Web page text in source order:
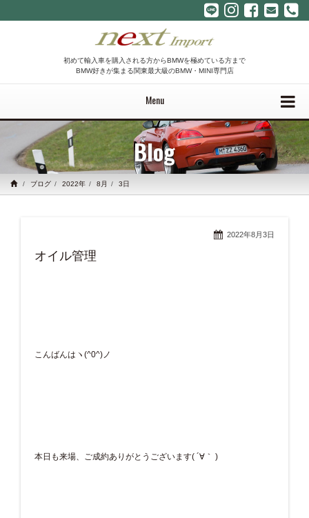
初めて輸入車を購入される方からBMWを極めている方まで
BMW好きが集まる関東最大級のBMW・MINI専門店
Menu
Blog
ブログ 2022年 8月 3日
2022年8月3日
オイル管理
こんばんはヽ(^0^)ノ
本日も来場、ご成約ありがとうございます( ´∀｀ )